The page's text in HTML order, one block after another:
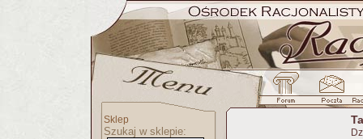
Sklep
Szukaj w sklepie: